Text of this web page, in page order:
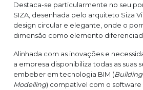
Destaca-se particularmente no seu
SIZA, desenhada pelo arquiteto Siza
design circular e elegante, onde o
dimensão como elemento
Alinhada com as inovações e
a empresa disponibiliza todas as suas
embeber em tecnologia BIM (
Modelling) compatível com o software